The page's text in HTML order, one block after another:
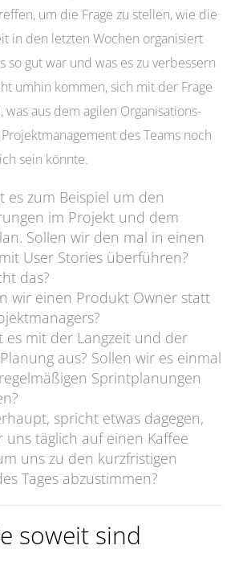
um die Frage zu stellen, wie die
in den letzten Wochen organisiert
so gut war und was es zu verbessern
umhin kommen, sich mit der Frage
was aus dem agilen Organisations-
des Teams noch
sein könnte.
es zum Beispiel um den
im Projekt und dem
Sollen wir den mal in einen
User Stories überführen?
das?
wir einen Produkt Owner statt
es mit der Langzeit und der
aus? Sollen wir es einmal
Sprintplanungen
spricht etwas dagegen,
uns täglich auf einen Kaffee
uns zu den kurzfristigen
Tages abzustimmen?
soweit sind